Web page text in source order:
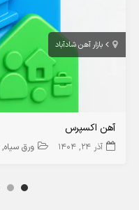
بازار آهن شادآباد
آهن اکسپرس
آذر 24, 1404 ورق سیاه